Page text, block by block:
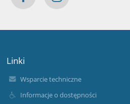
Linki
Wsparcie techniczne
Informacje o dostępności